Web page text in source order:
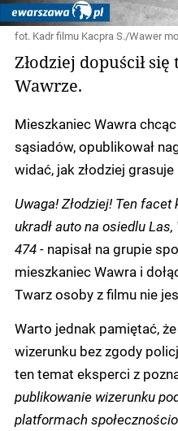
fot. Kadr filmu Kacpra S./Wawer
Złodziej dopuścił
Wawrze.
Mieszkaniec Wawra
sąsiadów, opublikował
widać, jak złodziej
Uwaga! Złodziej! Ten
ukradł auto na osiedlu
474 - napisał na grupie
mieszkaniec Wawra i
Twarz osoby z filmu nie
Warto jednak pamiętać,
wizerunku bez zgody
ten temat eksperci z
publikowanie wizerunku
platformach